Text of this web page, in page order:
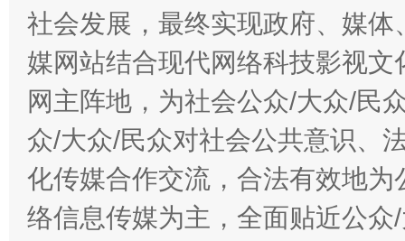
在谋一域中谋全局
今
社会发展，最终实现政府、媒
媒网站结合现代网络科技影视
网主阵地，为社会公众/大众/民
众/大众/民众对社会公共意识、
化传媒合作交流，合法有效地
络信息传媒为主，全面贴近公